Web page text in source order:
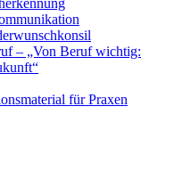
– „Von Beruf wichtig:
für Praxen